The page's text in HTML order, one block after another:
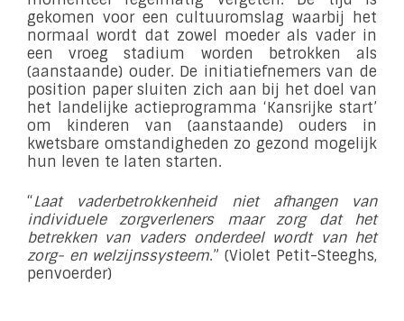
gekomen voor een cultuuromslag waarbij het
normaal wordt dat zowel moeder als vader in
een vroeg stadium worden betrokken als
(aanstaande) ouder. De initiatiefnemers van de
position paper sluiten zich aan bij het doel van
het landelijke actieprogramma ‘Kansrijke start’
om kinderen van (aanstaande) ouders in
kwetsbare omstandigheden zo gezond mogelijk
hun leven te laten starten.
“Laat vaderbetrokkenheid niet afhangen van
individuele zorgverleners maar zorg dat het
betrekken van vaders onderdeel wordt van het
zorg- en welzijnssysteem.” (Violet Petit-Steeghs,
penvoerder)